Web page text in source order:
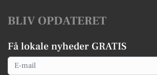
BLIV OPDATERET
Få lokale nyheder GRATIS
Email